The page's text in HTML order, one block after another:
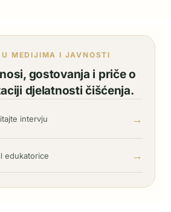
U MEDIJIMA I JAVNOSTI
gostovanja i priče o
djelatnosti čišćenja.
intervju →
edukatorice →